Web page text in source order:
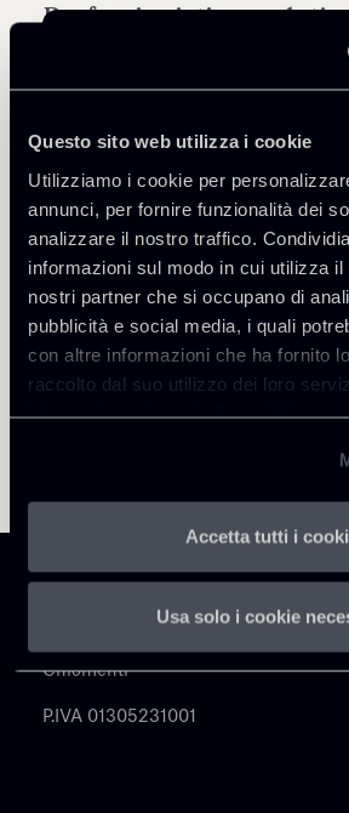
Questo sito web utilizza i cookie
Utilizziamo i cookie per
annunci, per fornire funzionalità dei
analizzare il nostro traffico.
informazioni sul modo in cui utilizza
nostri partner che si occupano di
pubblicità e social media, i quali
con altre informazioni che ha fornito
raccolto dal suo utilizzo dei loro
informativa privacy è disponibilequi.
Accetta tutti i
Usa solo i cookie
Torna agli
Professionisti correlati
Marco Di Siena
Roma
Scopri il professionista
Chiomenti
P.IVA 01305231001